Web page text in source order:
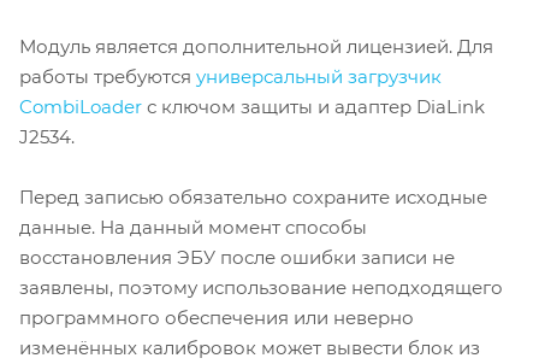
Модуль является дополнительной лицензией. Для
работы требуются универсальный загрузчик
CombiLoader с ключом защиты и адаптер DiaLink
J2534.
Перед записью обязательно сохраните исходные
данные. На данный момент способы
восстановления ЭБУ после ошибки записи не
заявлены, поэтому использование неподходящего
программного обеспечения или неверно
изменённых калибровок может вывести блок из